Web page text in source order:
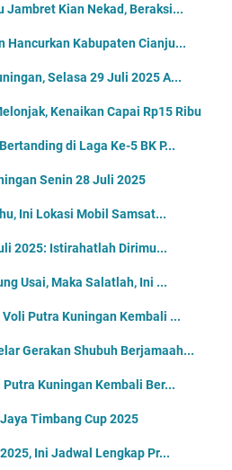
Jambret Kian Nekad, Beraksi...
Hancurkan Kabupaten Cianju...
Selasa 29 Juli 2025 A...
Kenaikan Capai Rp15 Ribu
di Laga Ke-5 BK P...
Senin 28 Juli 2025
Ini Lokasi Mobil Samsat...
2025: Istirahatlah Dirimu...
Usai, Maka Salatlah, Ini ...
Putra Kuningan Kembali ...
Gerakan Shubuh Berjamaah...
Kuningan Kembali Ber...
Timbang Cup 2025
Ini Jadwal Lengkap Pr...